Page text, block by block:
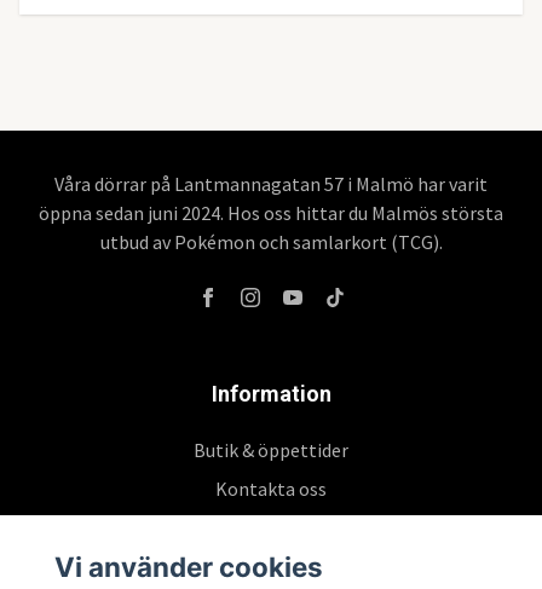
Våra dörrar på Lantmannagatan 57 i Malmö har varit
öppna sedan juni 2024. Hos oss hittar du Malmös största
utbud av Pokémon och samlarkort (TCG).
Information
Butik & öppettider
Kontakta oss
Vi använder cookies